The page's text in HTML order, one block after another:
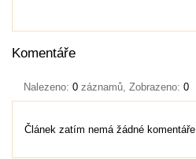
Komentáře
Nalezeno: 0 záznamů, Zobrazeno: 0
Článek zatím nemá žádné komentáře